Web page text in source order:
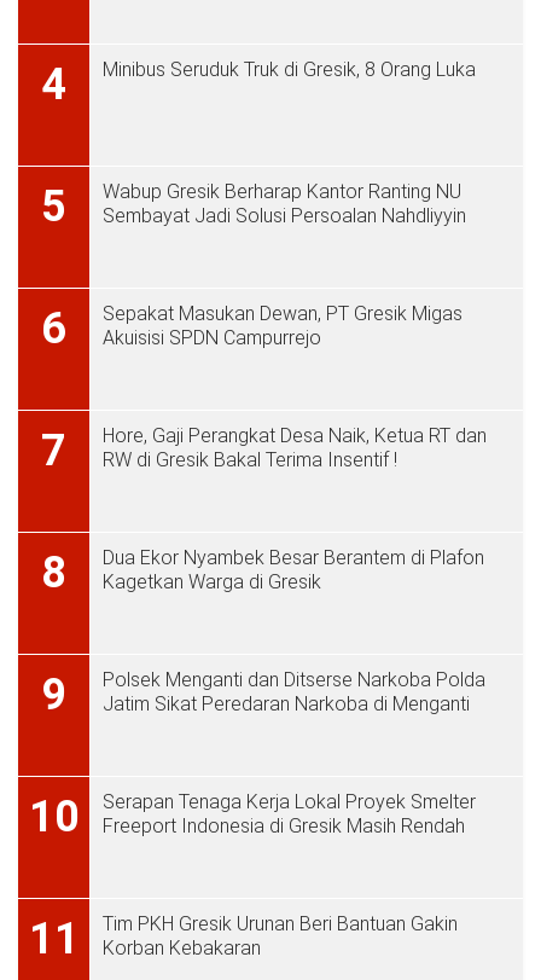
4 Minibus Seruduk Truk di Gresik, 8 Orang Luka
5
Wabup Gresik Berharap Kantor Ranting NU
Sembayat Jadi Solusi Persoalan Nahdliyyin
6
Sepakat Masukan Dewan, PT Gresik Migas
Akuisisi SPDN Campurrejo
7
Hore, Gaji Perangkat Desa Naik, Ketua RT dan
RW di Gresik Bakal Terima Insentif !
8
Dua Ekor Nyambek Besar Berantem di Plafon
Kagetkan Warga di Gresik
9
Polsek Menganti dan Ditserse Narkoba Polda
Jatim Sikat Peredaran Narkoba di Menganti
10
Serapan Tenaga Kerja Lokal Proyek Smelter
Freeport Indonesia di Gresik Masih Rendah
11
Tim PKH Gresik Urunan Beri Bantuan Gakin
Korban Kebakaran